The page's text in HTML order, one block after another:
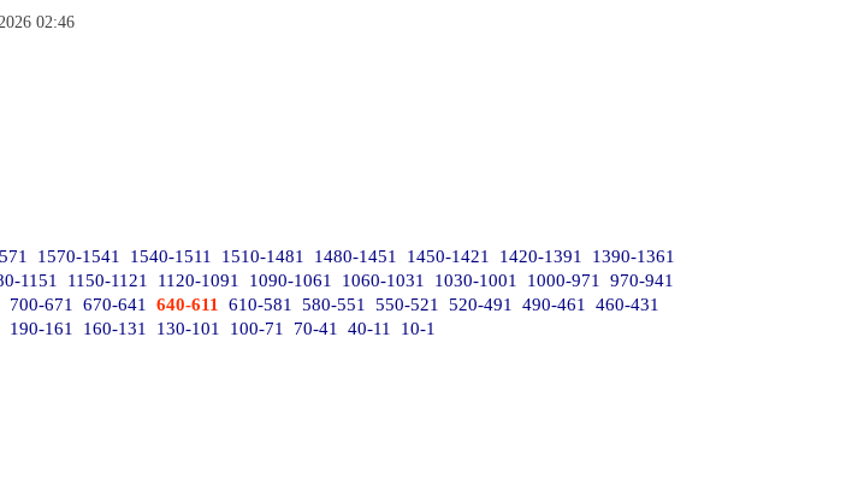
02:46
1570-1541 1540-1511 1510-1481 1480-1451 1450-1421 1420-1391
1390-1361
1151 1150-1121 1120-1091 1090-1061 1060-1031 1030-1001 1000-971
970-941
700-671 670-641 640-611 610-581 580-551 550-521 520-491 490-461
460-431
190-161 160-131 130-101 100-71 70-41 40-11 10-1